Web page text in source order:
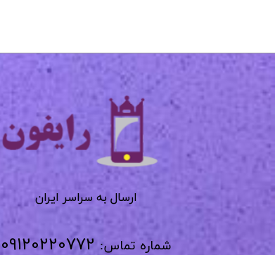
​​​​​​ارسال به سراسر ایران
شماره تماس: 09120220772